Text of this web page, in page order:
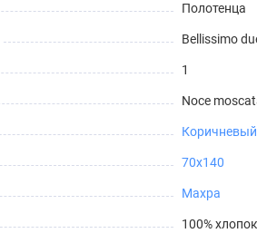
Полотенца
Bellissimo
1
Noce
Коричневый
70х140
Махра
100% хлопок